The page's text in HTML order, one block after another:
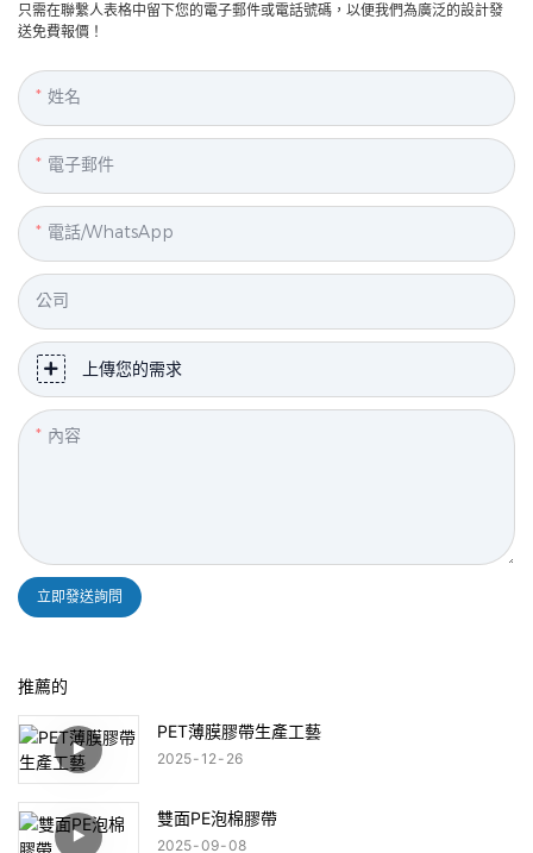
只需在聯繫人表格中留下您的電子郵件或電話號碼，以便我們為廣泛的設計發
送免費報價！
姓名
電子郵件
電話/WhatsApp
公司
上傳您的需求
內容
立即發送詢問
推薦的
PET薄膜膠帶生產工藝
2025 12 26
雙面PE泡棉膠帶
2025 09 08